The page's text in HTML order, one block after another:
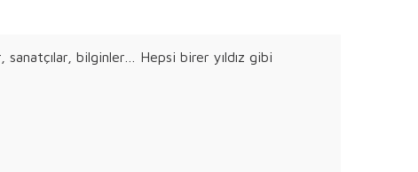
bilginler… Hepsi birer yıldız gibi